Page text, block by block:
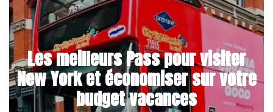
Les meilleurs Pass pour visiter
New York et économiser sur votre
budget vacances